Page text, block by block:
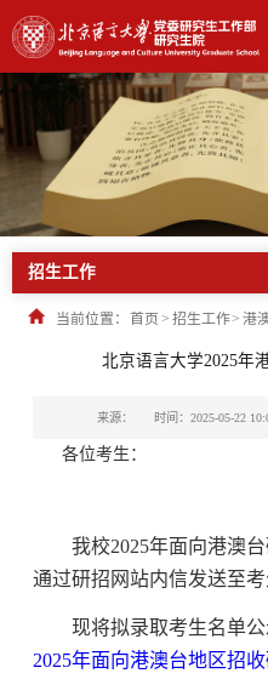
招生工作
当前位置： 首页 > 招生工作> 港
北京语言大学2025年
来源： 时间：2025-05-22
各位考生：
我校2025年面向港澳
通过研招网站内信发送至考
现将拟录取考生名单
2025年面向港澳台地区招